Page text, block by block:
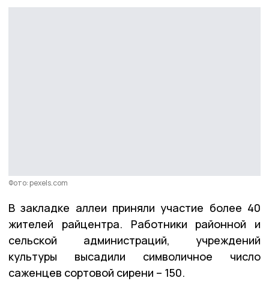
Фото: pexels.com
В закладке аллеи приняли участие более 40
жителей райцентра. Работники районной и
сельской администраций, учреждений
культуры высадили символичное число
саженцев сортовой сирени – 150.